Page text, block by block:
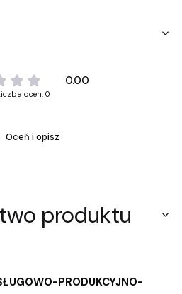
0.00
ocen: 0
Oceń i opisz
produktu
PRODUKCYJNO-